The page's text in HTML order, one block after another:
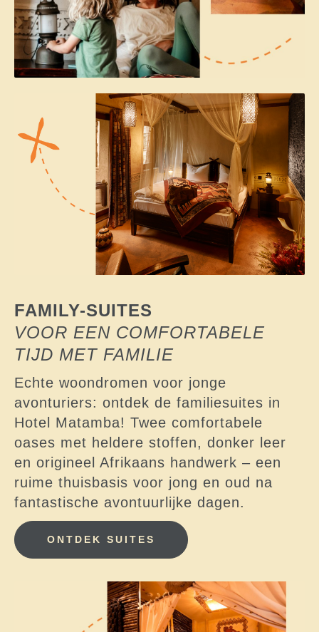
FAMILY-SUITES
VOOR EEN COMFORTABELE
TIJD MET FAMILIE
Echte woondromen voor jonge
avonturiers: ontdek de familiesuites in
Hotel Matamba! Twee comfortabele
oases met heldere stoffen, donker leer
en origineel Afrikaans handwerk – een
ruime thuisbasis voor jong en oud na
fantastische avontuurlijke dagen.
ONTDEK SUITES